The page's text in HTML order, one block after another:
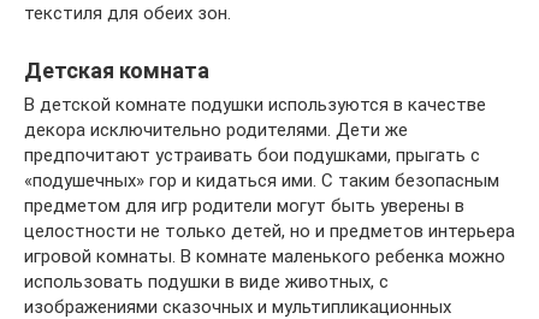
текстиля для обеих зон.
Детская комната
В детской комнате подушки используются в качестве
декора исключительно родителями. Дети же
предпочитают устраивать бои подушками, прыгать с
«подушечных» гор и кидаться ими. С таким безопасным
предметом для игр родители могут быть уверены в
целостности не только детей, но и предметов интерьера
игровой комнаты. В комнате маленького ребенка можно
использовать подушки в виде животных, с
изображениями сказочных и мультипликационных